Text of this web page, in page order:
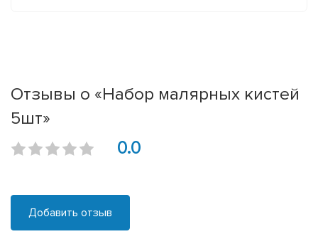
Отзывы о «Набор малярных кистей
5шт»
0.0
Добавить отзыв